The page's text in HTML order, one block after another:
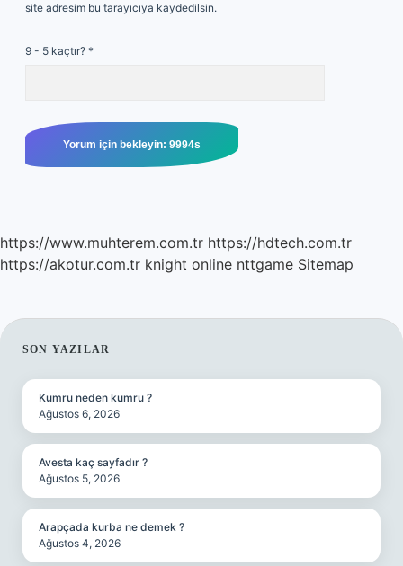
site adresim bu tarayıcıya kaydedilsin.
9 - 5 kaçtır? *
https://www.muhterem.com.tr https://hdtech.com.tr
https://akotur.com.tr knight online nttgame Sitemap
SIDEBAR
SON YAZILAR
Kumru neden kumru ?
Ağustos 6, 2026
Avesta kaç sayfadır ?
Ağustos 5, 2026
Arapçada kurba ne demek ?
Ağustos 4, 2026